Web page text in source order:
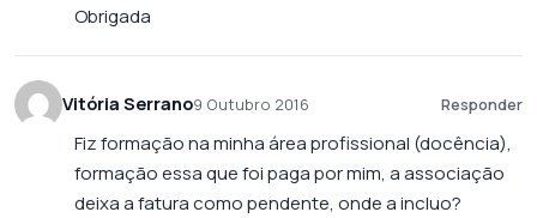
Obrigada
Vitória Serrano9 Outubro 2016 Responder
Fiz formação na minha área profissional (docência),
formação essa que foi paga por mim, a associação
deixa a fatura como pendente, onde a incluo?